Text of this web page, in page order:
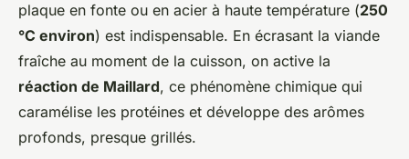
plaque en fonte ou en acier à haute température (250
°C environ) est indispensable. En écrasant la viande
fraîche au moment de la cuisson, on active la
réaction de Maillard, ce phénomène chimique qui
caramélise les protéines et développe des arômes
profonds, presque grillés.